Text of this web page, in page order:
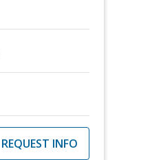
REQUEST INFO